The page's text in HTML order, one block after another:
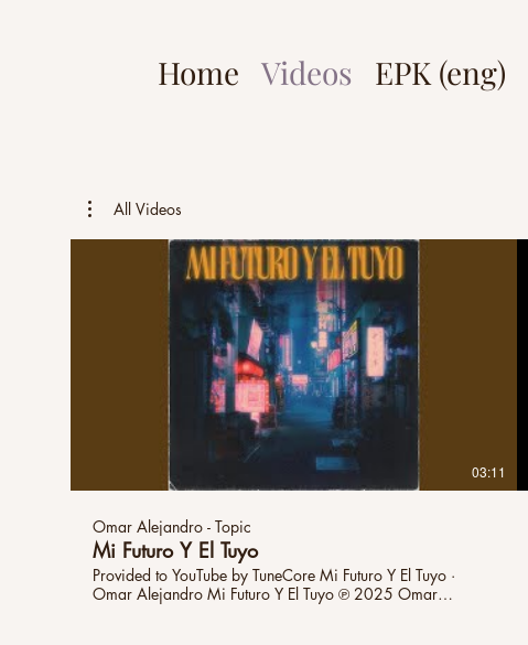
Home Videos EPK (eng)
All Videos
03:11
Omar Alejandro - Topic
Mi Futuro Y El Tuyo
Provided to YouTube by TuneCore Mi Futuro Y El Tuyo ·
Omar Alejandro Mi Futuro Y El Tuyo ℗ 2025 Omar